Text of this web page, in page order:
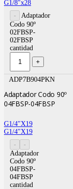
G1/8″x28
Adaptador
Codo 90º
02FBSP-
02FBSP
cantidad
ADP7B904PKN
Adaptador Codo 90º
04FBSP-04FBSP
G1/4″X19
G1/4″X19
Adaptador
Codo 90º
04FBSP-
04FBSP
cantidad